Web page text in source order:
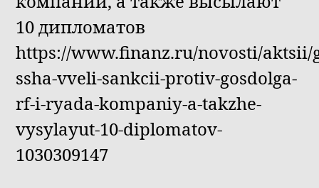
10 дипломатов
https://www.finanz.ru/novosti/aktsii/
ssha-vveli-sankcii-protiv-gosdolga-
rf-i-ryada-kompaniy-a-takzhe-
vysylayut-10-diplomatov-
1030309147